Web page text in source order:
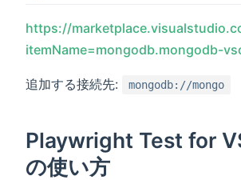
https://
itemName=mongodb.mongodb-
追加する接続先: mongodb://mongo
Playwright Test for
の使い方